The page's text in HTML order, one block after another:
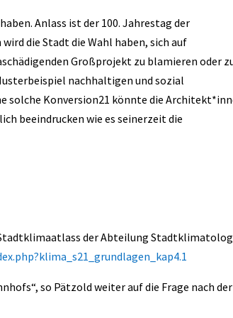
Anlass ist der 100. Jahrestag der
die Stadt die Wahl haben, sich auf
Großprojekt zu blamieren oder
nachhaltigen und sozial
solche Konversion21 könnte die
beeindrucken wie es seinerzeit die
der Abteilung
so Pätzold weiter auf die Frage nach der